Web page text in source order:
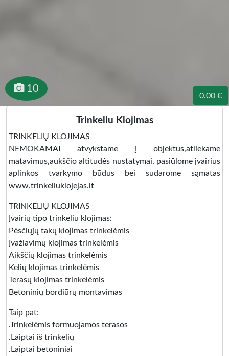
0.00 €
10
Trinkeliu Klojimas
TRINKELIŲ KLOJIMAS
NEMOKAMAI atvykstame į objektus,atliekame
matavimus,aukščio altitudės nustatymai, pasiūlome įvairius
aplinkos tvarkymo būdus bei sudarome sąmatas
www.trinkeliuklojejas.lt
TRINKELIŲ KLOJIMAS
Įvairių tipo trinkeliu klojimas:
Pėsčiųjų takų klojimas trinkelėmis
Įvažiavimų klojimas trinkelėmis
Aikščių klojimas trinkelėmis
Kelių klojimas trinkelėmis
Terasų klojimas trinkelėmis
Betoninių bordiūrų montavimas
Taip pat:
.Trinkelėmis formuojamos terasos
.Laiptai iš trinkelių
.Laiptai betoniniai